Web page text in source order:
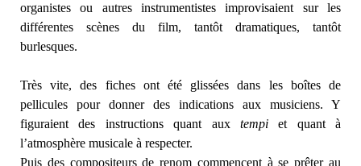
organistes ou autres instrumentistes improvisaient sur les
différentes scènes du film, tantôt dramatiques, tantôt
burlesques.
Très vite, des fiches ont été glissées dans les boîtes de
pellicules pour donner des indications aux musiciens. Y
figuraient des instructions quant aux tempiet quant à
l’atmosphère musicale à respecter.
Puis des compositeurs de renom commencent à se prêter au